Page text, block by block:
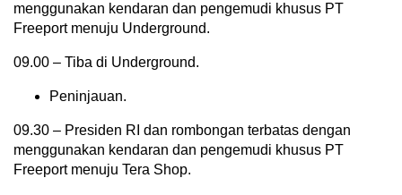
menggunakan kendaran dan pengemudi khusus PT
Freeport menuju Underground.
09.00 – Tiba di Underground.
Peninjauan.
09.30 – Presiden RI dan rombongan terbatas dengan
menggunakan kendaran dan pengemudi khusus PT
Freeport menuju Tera Shop.